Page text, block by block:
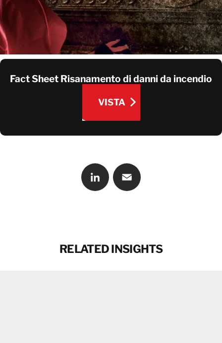
CONTATTATECI
Fact Sheet Risanamento di danni da incendio
VISTA
VISTA
RELATED INSIGHTS